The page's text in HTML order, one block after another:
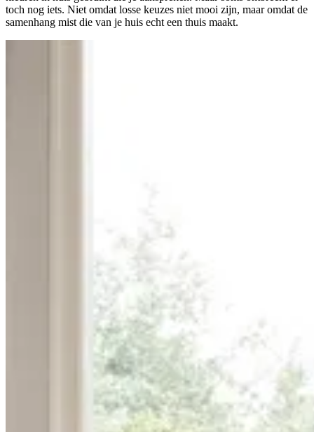
toch nog iets. Niet omdat losse keuzes niet mooi zijn, maar omdat de
samenhang mist die van je huis echt een thuis maakt.